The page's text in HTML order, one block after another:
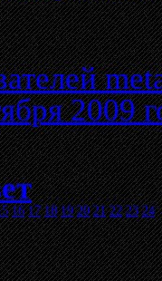
2009
16 17 18 19 20 21 22 23 24